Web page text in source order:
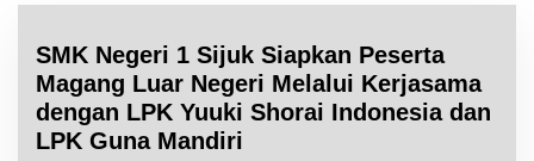
SMK Negeri 1 Sijuk Siapkan Peserta
Magang Luar Negeri Melalui Kerjasama
dengan LPK Yuuki Shorai Indonesia dan
LPK Guna Mandiri